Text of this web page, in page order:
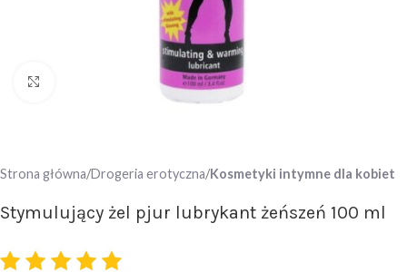
Strona główna Drogeria erotyczna Kosmetyki intymne dla kobiet
Stymulujący żel pjur lubrykant żeńszeń 100 ml